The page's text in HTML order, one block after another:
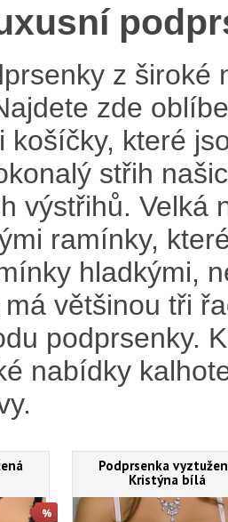
z široké
zde
košíčky, které
střih
výstřihů. Velká
ramínky,
hladkými,
většinou tři
podprsenky.
nabídky
Podprsenka
Kristýna bílá